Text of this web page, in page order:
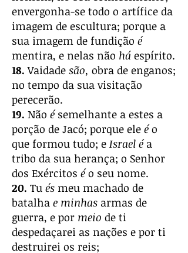
envergonha-se todo o artífice da
imagem de escultura; porque a
sua imagem de fundição é
mentira, e nelas não há espírito.
18. Vaidade são, obra de enganos;
no tempo da sua visitação
perecerão.
19. Não ésemelhante a estes a
porção de Jacó; porque ele éo
que formou tudo; e Israel éa
tribo da sua herança; o Senhor
dos Exércitos éo seu nome.
20. Tu és meu machado de
batalha e minhas armas de
guerra, e por meio de ti
despedaçarei as nações e por ti
destruirei os reis;